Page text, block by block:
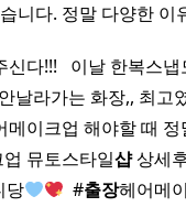
니다. 정말 다양한 이
신다!!! ​ ​ 이날 한복스
날라가는 화장,, 최고
메이크업 해야할 때
뮤토스타일샵상세
당
​ #출장헤어메